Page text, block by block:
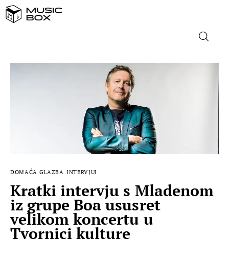
DOMAĆA GLAZBA
STRANA GLAZBA
MUSIC BOX
DOMAĆA GLAZBA INTERVJUI
Kratki intervju s Mladenom
iz grupe Boa ususret
velikom koncertu u
Tvornici kulture